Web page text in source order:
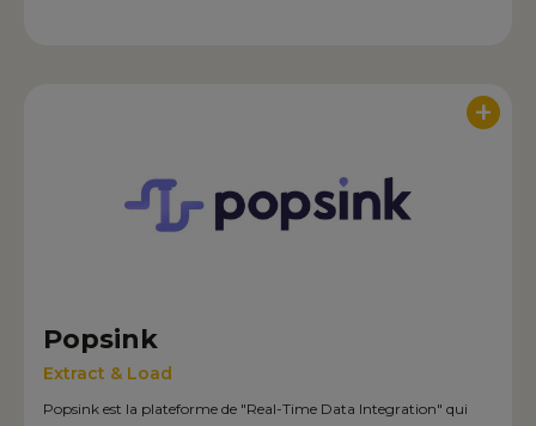
+
Popsink
Extract & Load
Popsink est la plateforme de "Real-Time Data Integration" qui